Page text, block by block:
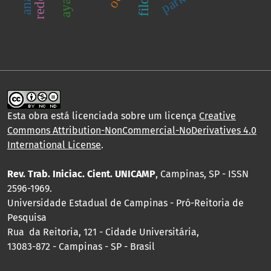
Esta obra está licenciada sobre um licença Creative
Commons Attribution-NonCommercial-NoDerivatives 4.0
International License.
Rev. Trab. Iniciac. Cient. UNICAMP, Campinas, SP - ISSN
2596-1969.
Universidade Estadual de Campinas - Pró-Reitoria de
Pesquisa
Rua da Reitoria, 121 - Cidade Universitária,
13083-872 - Campinas - SP - Brasil